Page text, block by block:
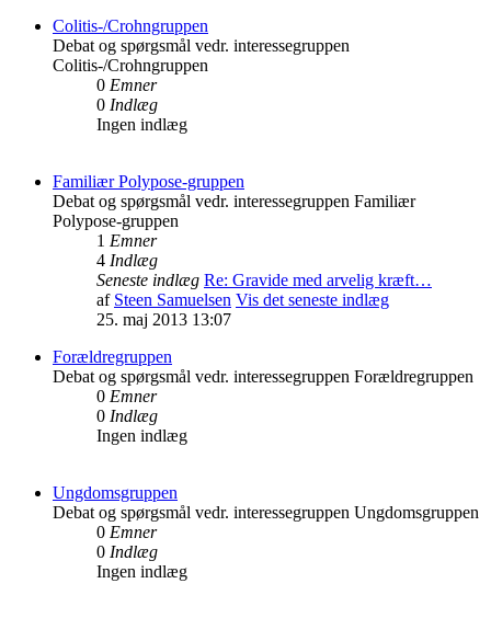
Colitis-/Crohngruppen
Debat og spørgsmål vedr. interessegruppen
Colitis-/Crohngruppen
0 Emner
0 Indlæg
Ingen indlæg
Familiær Polypose-gruppen
Debat og spørgsmål vedr. interessegruppen Familiær
Polypose-gruppen
1 Emner
4 Indlæg
Seneste indlæg Re: Gravide med arvelig kræft…
af Steen Samuelsen Vis det seneste indlæg
25. maj 2013 13:07
Forældregruppen
Debat og spørgsmål vedr. interessegruppen Forældregruppen
0 Emner
0 Indlæg
Ingen indlæg
Ungdomsgruppen
Debat og spørgsmål vedr. interessegruppen Ungdomsgruppen
0 Emner
0 Indlæg
Ingen indlæg